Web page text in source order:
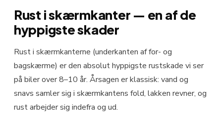
Rust i skærmkanter — en af de
hyppigste skader
Rust i skærmkanterne (underkanten af for- og
bagskærme) er den absolut hyppigste rustskade vi ser
på biler over 8–10 år. Årsagen er klassisk: vand og
snavs samler sig i skærmkantens fold, lakken revner, og
rust arbejder sig indefra og ud.